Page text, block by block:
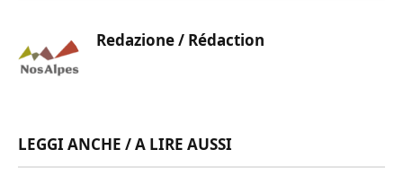
Redazione / Rédaction
LEGGI ANCHE / A LIRE AUSSI